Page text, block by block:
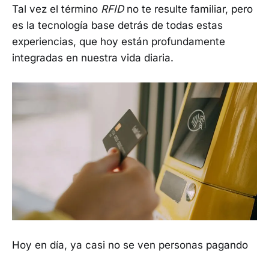
Tal vez el término RFIDno te resulte familiar, pero
es la tecnología base detrás de todas estas
experiencias, que hoy están profundamente
integradas en nuestra vida diaria.
Hoy en día, ya casi no se ven personas pagando